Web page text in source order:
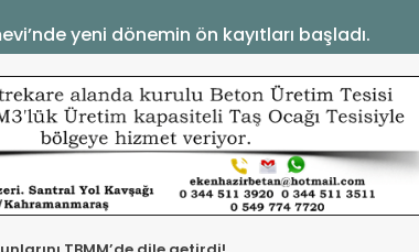
yeni dönemin ön kayıtları başladı.